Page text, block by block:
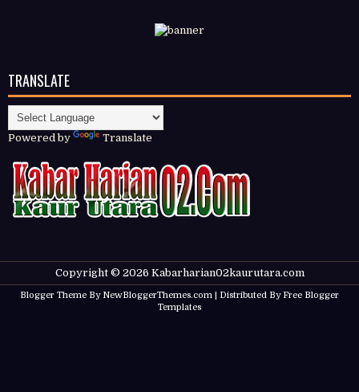
TRANSLATE
Powered by Translate
Copyright © 2026 Kabarharian02kaurutara.com
Blogger Theme By NewBloggerThemes.com | Distributed ByFree Blogger
Templates